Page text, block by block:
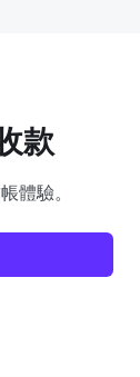
款
體驗。